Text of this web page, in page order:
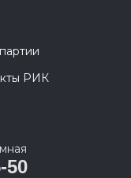
РИК
50